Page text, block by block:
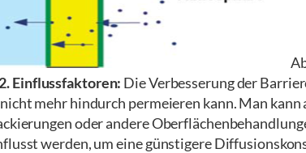
2. Einflussfaktoren: Die Verbesserung der
mehr hindurch permeieren kann. Man
oder andere
werden, um eine günstigere